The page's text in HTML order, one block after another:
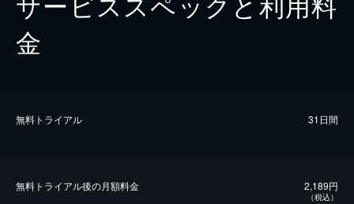
金
無料トライアル 31日間
無料トライアル後の⽉額料金 2,189円
（税込）